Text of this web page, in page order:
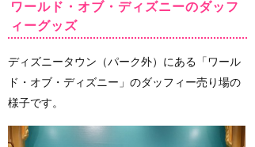
ワールド・オブ・ディズニーのダッフ
ィーグッズ
ディズニータウン（パーク外）にある「ワール
ド・オブ・ディズニー」のダッフィー売り場の
様子です。